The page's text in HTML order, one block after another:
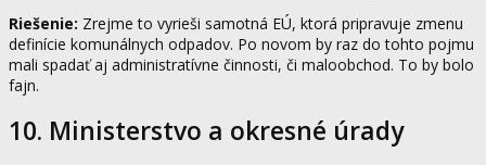
Riešenie: Zrejme to vyrieši samotná EÚ, ktorá pripravuje zmenu
definície komunálnych odpadov. Po novom by raz do tohto pojmu
mali spadať aj administratívne činnosti, či maloobchod. To by bolo
fajn.
10. Ministerstvo a okresné úrady